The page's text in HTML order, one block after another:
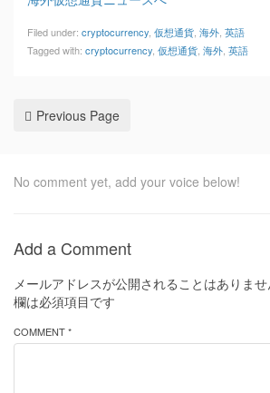
Filed under: cryptocurrency 仮想通貨 海外 英語
Tagged with: cryptocurrency 仮想通貨 海外 英語
Previous Page
No comment yet, add your voice below!
Add a Comment
メールアドレスが公開されることはありませ
欄は必須項目です
COMMENT *